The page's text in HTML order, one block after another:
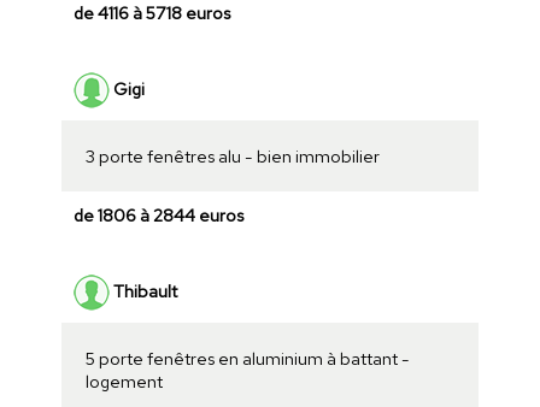
de 4116 à 5718 euros
Gigi
3 porte fenêtres alu - bien immobilier
de 1806 à 2844 euros
Thibault
5 porte fenêtres en aluminium à battant -
logement